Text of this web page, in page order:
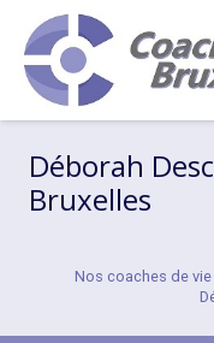
Déborah
Bruxelles
Nos coaches de